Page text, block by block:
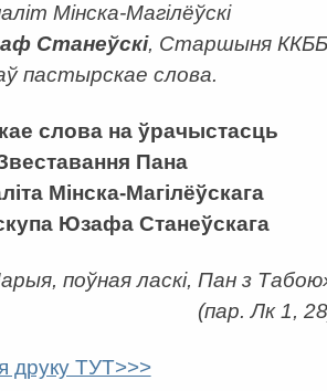
Мінска-Магілёўскі
Станеўскі, Старшыня
пастырскае слова.
слова на ўрачыстасць
Пана
Мінска-Магілёўскага
Юзафа Станеўскага
поўная ласкі, Пан з
(пар. Лк 1,
друку ТУТ>>>